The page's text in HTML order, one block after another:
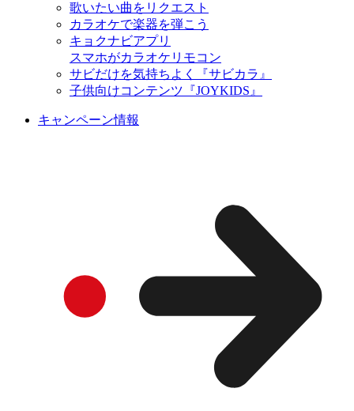
歌いたい曲をリクエスト
カラオケで楽器を弾こう
キョクナビアプリ
スマホがカラオケリモコン
サビだけを気持ちよく『サビカラ』
子供向けコンテンツ『JOYKIDS』
キャンペーン情報